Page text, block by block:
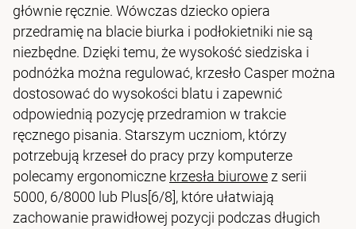
głównie ręcznie. Wówczas dziecko opiera
przedramię na blacie biurka i podłokietniki nie są
niezbędne. Dzięki temu, że wysokość siedziska i
podnóżka można regulować, krzesło Casper można
dostosować do wysokości blatu i zapewnić
odpowiednią pozycję przedramion w trakcie
ręcznego pisania. Starszym uczniom, którzy
potrzebują krzeseł do pracy przy komputerze
polecamy ergonomiczne krzesła biurowez serii
5000, 6/8000 lub Plus[6/8], które ułatwiają
zachowanie prawidłowej pozycji podczas długich